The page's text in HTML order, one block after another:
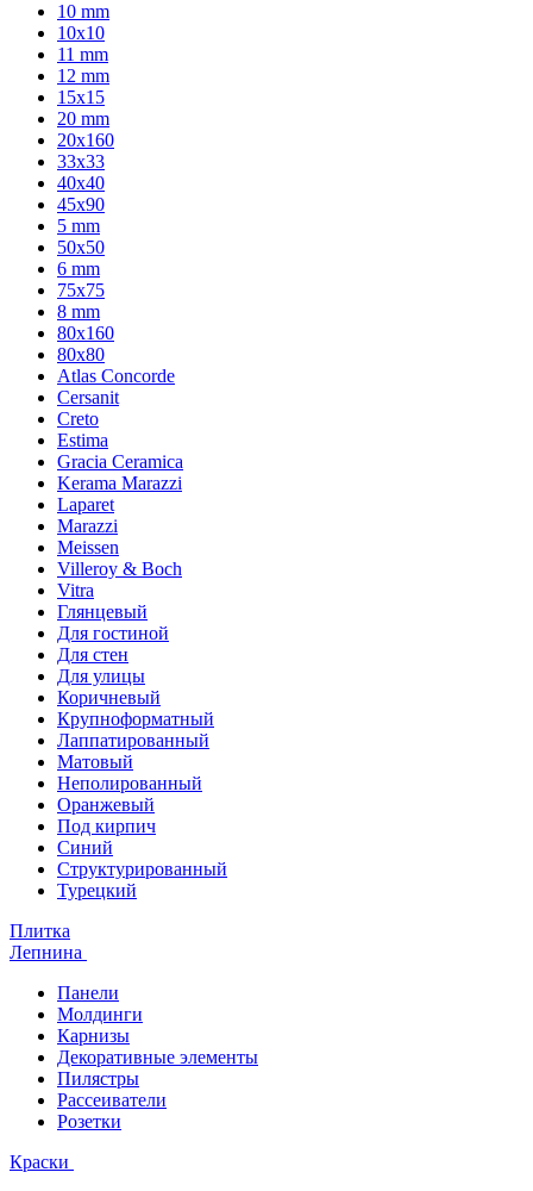
10 mm
10x10
11 mm
12 mm
15x15
20 mm
20х160
33x33
40х40
45x90
5 mm
50x50
6 mm
75х75
8 mm
80x160
80x80
Atlas Concorde
Cersanit
Creto
Estima
Gracia Ceramica
Kerama Marazzi
Laparet
Marazzi
Meissen
Villeroy & Boch
Vitra
Глянцевый
Для гостиной
Для стен
Для улицы
Коричневый
Крупноформатный
Лаппатированный
Матовый
Неполированный
Оранжевый
Под кирпич
Синий
Структурированный
Турецкий
Плитка
Лепнина
Панели
Молдинги
Карнизы
Декоративные элементы
Пилястры
Рассеиватели
Розетки
Краски